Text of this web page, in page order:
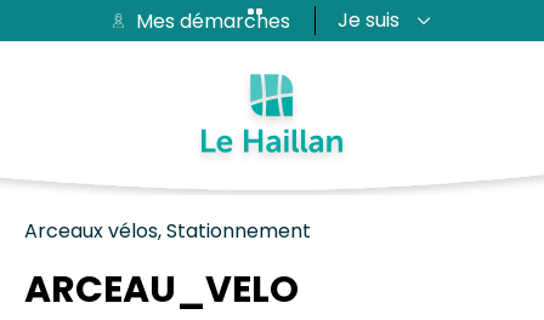
Aide et accessibilité
Passer au menu
Passer au contenuMes démarches Je suis
Arceaux vélos, Stationnement
ARCEAU_VELO